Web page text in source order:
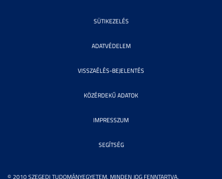
© 2010 SZEGEDI TUDOMÁNYEGYETEM. MINDEN JOG FENNTARTVA.
SÜTIKEZELÉS
ADATVÉDELEM
VISSZAÉLÉS-BEJELENTÉS
KÖZÉRDEKŰ ADATOK
IMPRESSZUM
SEGÍTSÉG